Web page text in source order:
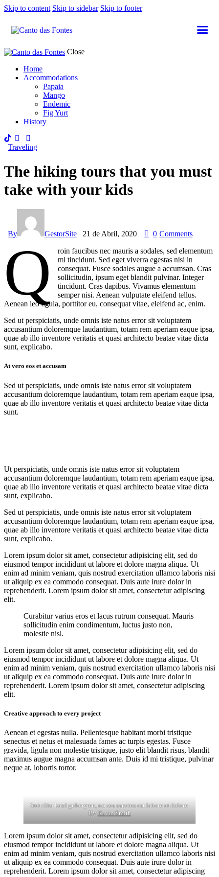
Skip to content Skip to sidebar Skip to footer
Close
Home
Accommodations
Papaia
Mango
Endemic
Fig Yurt
History
Traveling
The hiking tours that you must
take with your kids
By GestorSite 21 de Abril, 2020 0 Comments
Q
roin faucibus nec mauris a sodales, sed elementum
mi tincidunt. Sed eget viverra egestas nisi in
consequat. Fusce sodales augue a accumsan. Cras
sollicitudin, ipsum eget blandit pulvinar. Integer
tincidunt. Cras dapibus. Vivamus elementum
semper nisi. Aenean vulputate eleifend tellus.
Aenean leo ligula, porttitor eu, consequat vitae, eleifend ac, enim.
Sed ut perspiciatis, unde omnis iste natus error sit voluptatem
accusantium doloremque laudantium, totam rem aperiam eaque ipsa,
quae ab illo inventore veritatis et quasi architecto beatae vitae dicta
sunt, explicabo.
At vero eos et accusam
Sed ut perspiciatis, unde omnis iste natus error sit voluptatem
accusantium doloremque laudantium, totam rem aperiam eaque ipsa,
quae ab illo inventore veritatis et quasi architecto beatae vitae dicta
sunt.
Ut perspiciatis, unde omnis iste natus error sit voluptatem
accusantium doloremque laudantium, totam rem aperiam eaque ipsa,
quae ab illo inventore veritatis et quasi architecto beatae vitae dicta
sunt, explicabo.
Sed ut perspiciatis, unde omnis iste natus error sit voluptatem
accusantium doloremque laudantium, totam rem aperiam eaque ipsa,
quae ab illo inventore veritatis et quasi architecto beatae vitae dicta
sunt, explicabo.
Lorem ipsum dolor sit amet, consectetur adipisicing elit, sed do
eiusmod tempor incididunt ut labore et dolore magna aliqua. Ut
enim ad minim veniam, quis nostrud exercitation ullamco laboris nisi
ut aliquip ex ea commodo consequat. Duis aute irure dolor in
reprehenderit. Lorem ipsum dolor sit amet, consectetur adipiscing
elit.
Curabitur varius eros et lacus rutrum consequat. Mauris
sollicitudin enim condimentum, luctus justo non,
molestie nisl.
Lorem ipsum dolor sit amet, consectetur adipisicing elit, sed do
eiusmod tempor incididunt ut labore et dolore magna aliqua. Ut
enim ad minim veniam, quis nostrud exercitation ullamco laboris nisi
ut aliquip ex ea commodo consequat. Duis aute irure dolor in
reprehenderit. Lorem ipsum dolor sit amet, consectetur adipiscing
elit.
Creative approach to every project
Aenean et egestas nulla. Pellentesque habitant morbi tristique
senectus et netus et malesuada fames ac turpis egestas. Fusce
gravida, ligula non molestie tristique, justo elit blandit risus, blandit
maximus augue magna accumsan ante. Duis id mi tristique, pulvinar
neque at, lobortis tortor.
Stet clita kasd gubergren, no sea sanctus est labore et dolore.
By Kevin Smith
Lorem ipsum dolor sit amet, consectetur adipisicing elit, sed do
eiusmod tempor incididunt ut labore et dolore magna aliqua. Ut
enim ad minim veniam, quis nostrud exercitation ullamco laboris nisi
ut aliquip ex ea commodo consequat. Duis aute irure dolor in
reprehenderit. Lorem ipsum dolor sit amet, consectetur adipiscing